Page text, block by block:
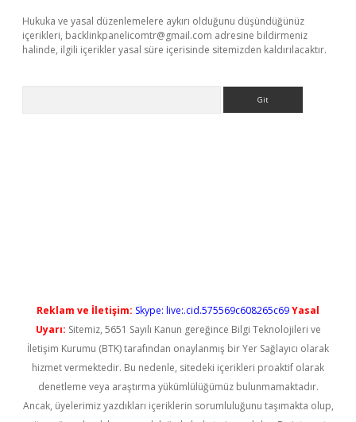
Hukuka ve yasal düzenlemelere aykırı olduğunu düşündüğünüz
içerikleri, backlinkpanelicomtr@gmail.com adresine bildirmeniz
halinde, ilgili içerikler yasal süre içerisinde sitemizden kaldırılacaktır.
Reklam ve İletişim: Skype: live:.cid.575569c608265c69Yasal
Uyarı: Sitemiz, 5651 Sayılı Kanun gereğince Bilgi Teknolojileri ve
İletişim Kurumu (BTK) tarafından onaylanmış bir Yer Sağlayıcı olarak
hizmet vermektedir. Bu nedenle, sitedeki içerikleri proaktif olarak
denetleme veya araştırma yükümlülüğümüz bulunmamaktadır.
Ancak, üyelerimiz yazdıkları içeriklerin sorumluluğunu taşımakta olup,